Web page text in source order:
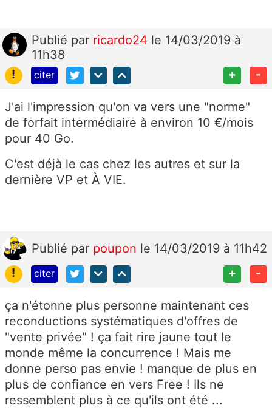
Publié par ricardo24 le 14/03/2019 à
11h38
!
citer + -
J'ai l'impression qu'on va vers une "norme"
de forfait intermédiaire à environ 10 €/mois
pour 40 Go.
C'est déjà le cas chez les autres et sur la
dernière VP et À VIE.
Publié par poupon le 14/03/2019 à 11h42
!
citer + -
ça n'étonne plus personne maintenant ces
reconductions systématiques d'offres de
"vente privée" ! ça fait rire jaune tout le
monde même la concurrence ! Mais me
donne perso pas envie ! manque de plus en
plus de confiance en vers Free ! Ils ne
ressemblent plus à ce qu'ils ont été ...